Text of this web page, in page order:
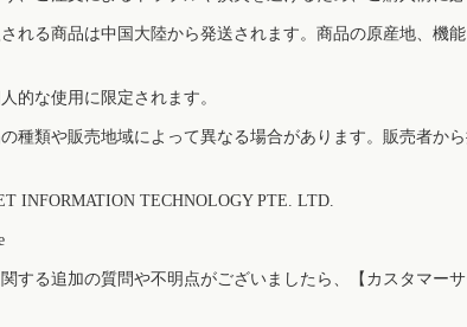
れる商品は中国大陸から発送されます。商品の原産地、機
的な使用に限定されます。
種類や販売地域によって異なる場合があります。販売者か
INFORMATION TECHNOLOGY PTE. LTD.
する追加の質問や不明点がございましたら、【カスタマー